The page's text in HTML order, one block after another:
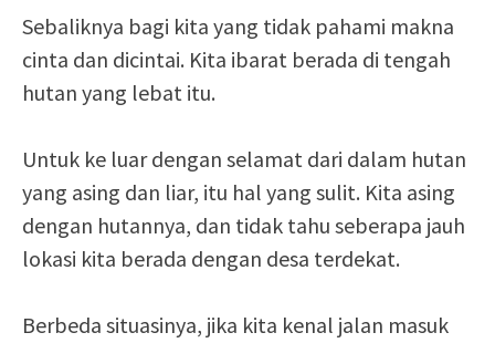
Sebaliknya bagi kita yang tidak pahami makna
cinta dan dicintai. Kita ibarat berada di tengah
hutan yang lebat itu.
Untuk ke luar dengan selamat dari dalam hutan
yang asing dan liar, itu hal yang sulit. Kita asing
dengan hutannya, dan tidak tahu seberapa jauh
lokasi kita berada dengan desa terdekat.
Berbeda situasinya, jika kita kenal jalan masuk